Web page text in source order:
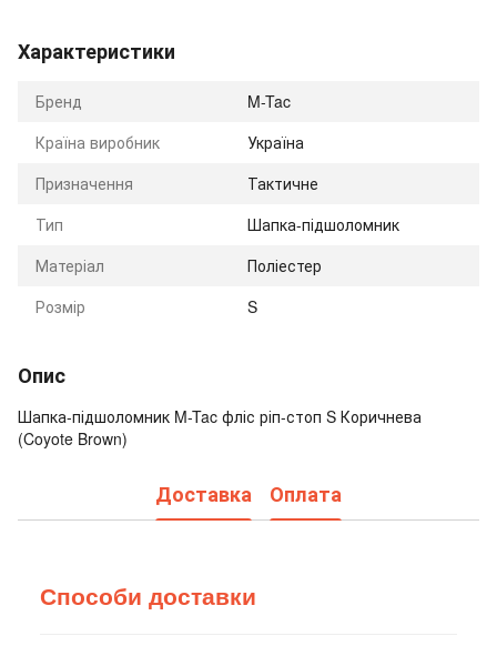
Характеристики
Бренд
M-Tac
Країна виробник
Україна
Призначення
Тактичне
Тип
Шапка-підшоломник
Матеріал
Поліестер
Розмір
S
Опис
Шапка-підшоломник M-Tac фліс ріп-стоп S Коричнева
(Coyote Brown)
Доставка Оплата
Способи доставки